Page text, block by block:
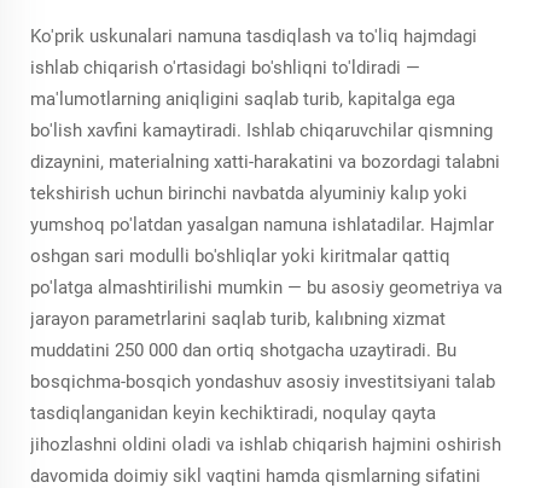
Ko'prik uskunalari namuna tasdiqlash va to'liq hajmdagi
ishlab chiqarish o'rtasidagi bo'shliqni to'ldiradi —
ma'lumotlarning aniqligini saqlab turib, kapitalga ega
bo'lish xavfini kamaytiradi. Ishlab chiqaruvchilar qismning
dizaynini, materialning xatti-harakatini va bozordagi talabni
tekshirish uchun birinchi navbatda alyuminiy kalıp yoki
yumshoq po'latdan yasalgan namuna ishlatadilar. Hajmlar
oshgan sari modulli bo'shliqlar yoki kiritmalar qattiq
po'latga almashtirilishi mumkin — bu asosiy geometriya va
jarayon parametrlarini saqlab turib, kalıbning xizmat
muddatini 250 000 dan ortiq shotgacha uzaytiradi. Bu
bosqichma-bosqich yondashuv asosiy investitsiyani talab
tasdiqlanganidan keyin kechiktiradi, noqulay qayta
jihozlashni oldini oladi va ishlab chiqarish hajmini oshirish
davomida doimiy sikl vaqtini hamda qismlarning sifatini